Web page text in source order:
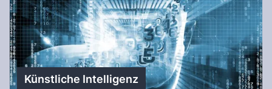
Künstliche Intelligenz